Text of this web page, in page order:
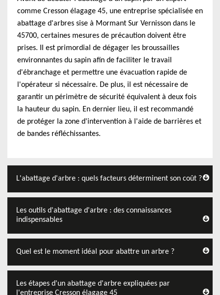
comme Cresson élagage 45, une entreprise spécialisée en
abattage d'arbres sise à Mormant Sur Vernisson dans le
45700, certaines mesures de précaution doivent être
prises. Il est primordial de dégager les broussailles
environnantes du sapin afin de faciliter le travail
d'ébranchage et permettre une évacuation rapide de
l'opérateur si nécessaire. De plus, il est nécessaire de
garantir un périmètre de sécurité équivalent à deux fois
la hauteur du sapin. En dernier lieu, il est recommandé
de protéger la zone d'intervention à l'aide de barrières et
de bandes réfléchissantes.
L'abattage d'arbre : quels facteurs déterminent son coût ?
Les outils d'abattage d'arbre : des connaissances
indispensables
Quel est le moment idéal pour abattre un arbre ?
Les étapes d'un abattage d'arbre expliquées par
l'entreprise Cresson élagage 45